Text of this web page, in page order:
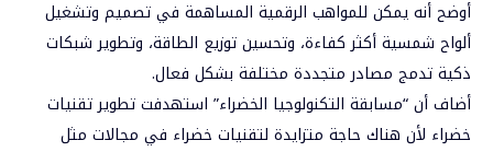
أوضح أنه يمكن للمواهب الرقمية المساهمة في تصميم وتشغيل
ألواح شمسية أكثر كفاءة، وتحسين توزيع الطاقة، وتطوير شبكات
ذكية تدمج مصادر متجددة مختلفة بشكل فعال.
أضاف أن “مسابقة التكنولوجيا الخضراء” استهدفت تطوير تقنيات
خضراء لأن هناك حاجة متزايدة لتقنيات خضراء في مجالات مثل